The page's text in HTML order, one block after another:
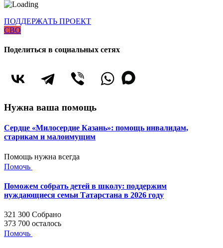
ПОДДЕРЖАТЬ ПРОЕКТ
СВО
Поделиться в социальных сетях
Нужна ваша помощь
Сердце «Милосердие Казань»: помощь инвалидам,
старикам и малоимущим
Помощь нужна всегда
Помочь
Поможем собрать детей в школу: поддержим
нуждающиеся семьи Татарстана в 2026 году
321 300 Собрано
373 700 осталось
Помочь